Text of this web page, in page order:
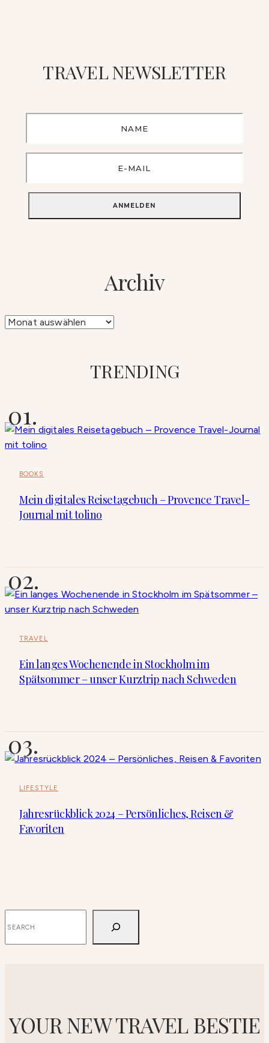
TRAVEL NEWSLETTER
Archiv
Archiv
TRENDING
BOOKS
Mein digitales Reisetagebuch – Provence Travel-
Journal mit tolino
TRAVEL
Ein langes Wochenende in Stockholm im
Spätsommer – unser Kurztrip nach Schweden
LIFESTYLE
Jahresrückblick 2024 – Persönliches, Reisen &
Favoriten
YOUR NEW TRAVEL BESTIE